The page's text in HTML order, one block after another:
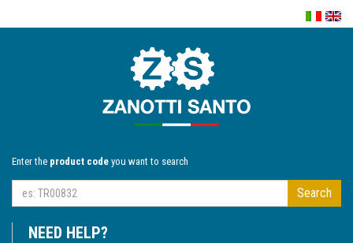
Enter the product code you want to search
Search
NEED HELP?